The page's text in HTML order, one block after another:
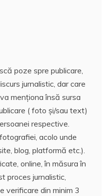
poze spre publicare,
jurnalistic, dar care
menționa însă sursa
( foto și/sau text)
respective.
acolo unde
blog, platformă etc.).
online, în măsura în
proces jurnalistic,
verificare din minim 3